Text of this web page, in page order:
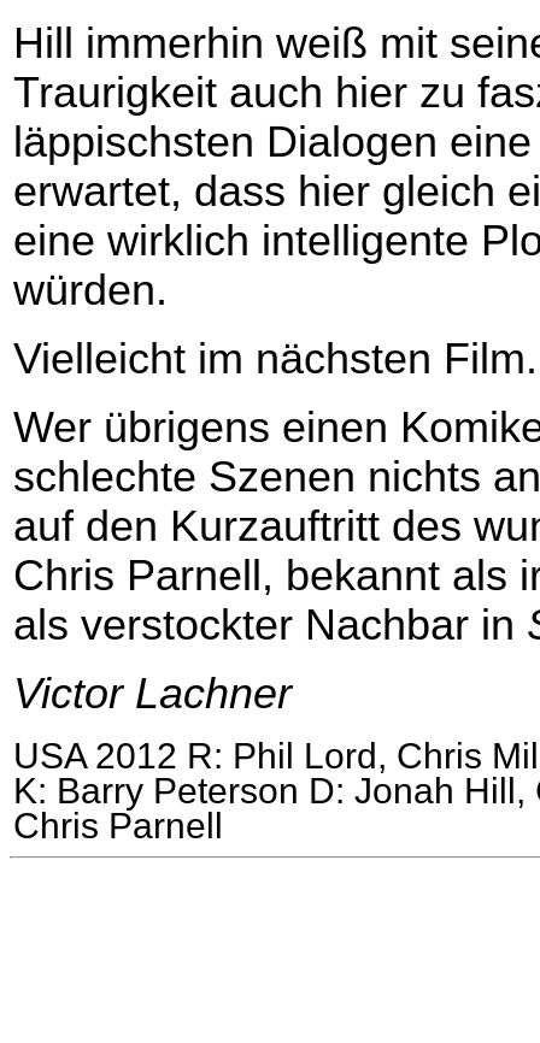
Hill immerhin weiß mit
Traurigkeit auch hier zu
läppischsten Dialogen
erwartet, dass hier gleich
eine wirklich intelligente
würden.
Vielleicht im nächsten Film.
Wer übrigens einen
schlechte Szenen nichts
auf den Kurzauftritt des
Chris Parnell, bekannt als
als verstockter Nachbar in
Victor Lachner
USA 2012 R: Phil Lord, Chris
K: Barry Peterson D: Jonah
Chris Parnell